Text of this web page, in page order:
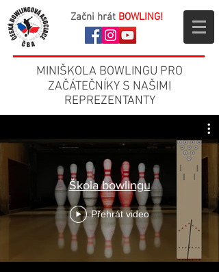
Začni hrát BOWLING!
MINIŠKOLA BOWLINGU PRO
ZAČÁTEČNÍKY S NAŠIMI
REPREZENTANTY
Škola bowlingu
Přehrát video